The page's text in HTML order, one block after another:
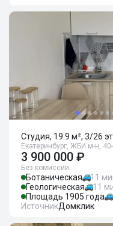
Студия, 19.9 м², 3/26
Екатеринбург, ЖБИ м-н,
3 900 000 ₽
Без комиссии
Ботаническая
11
Геологическая
11
Площадь 1905 года
ИсточникДомклик